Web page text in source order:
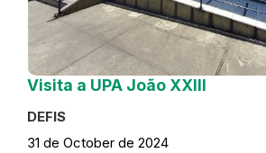
Visita a UPA João XXIII
DEFIS
31 de October de 2024